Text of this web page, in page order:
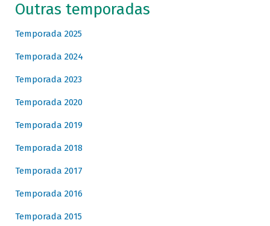
Outras temporadas
Temporada 2025
Temporada 2024
Temporada 2023
Temporada 2020
Temporada 2019
Temporada 2018
Temporada 2017
Temporada 2016
Temporada 2015